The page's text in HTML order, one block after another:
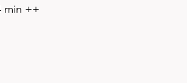
min ++